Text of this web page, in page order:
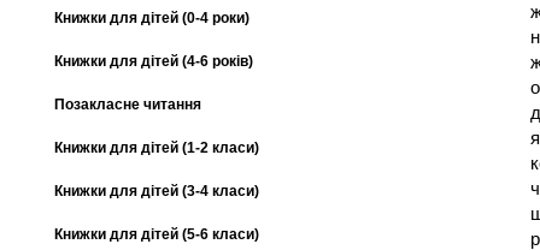
Книжки для дітей (0-4 роки)
Книжки для дітей (4-6 років)
Позакласне читання
Книжки для дітей (1-2 класи)
Книжки для дітей (3-4 класи)
Книжки для дітей (5-6 класи)